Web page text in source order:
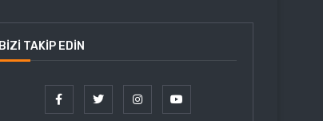
BIZI TAKIP EDIN